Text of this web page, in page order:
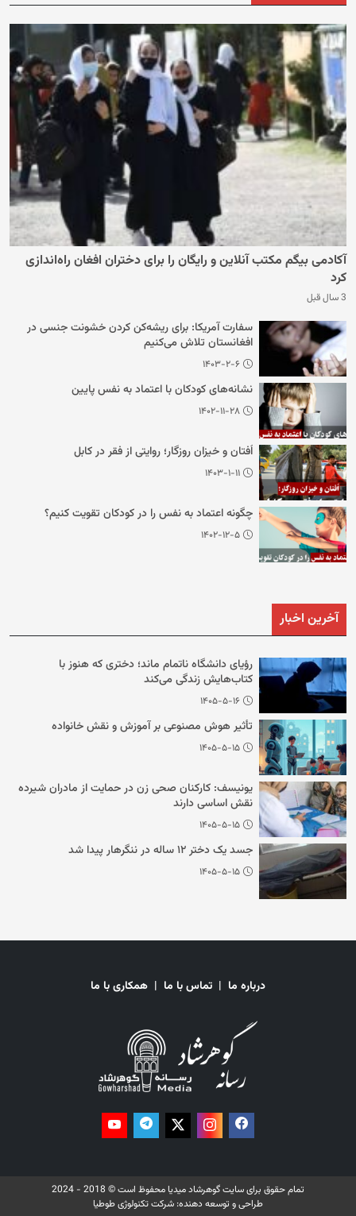
آکادمی بیگم مکتب آنلاین و رایگان را برای دختران افغان راه‌اندازی
کرد
3 سال قبل
سفارت آمریکا: برای ریشه‌کن کردن خشونت جنسی در
افغانستان تلاش می‌کنیم
۱۴۰۳-۲-۶
نشانه‌های کودکان با اعتماد به نفس پایین
۱۴۰۲-۱۱-۲۸
اُفتان و خیزان روزگار؛ روایتی از فقر در کابل
۱۴۰۳-۱-۱۱
چگونه اعتماد به نفس را در کودکان تقویت کنیم؟
۱۴۰۲-۱۲-۵
آخرین اخبار
رؤیای دانشگاه ناتمام ماند؛ دختری که هنوز با
کتاب‌هایش زندگی می‌کند
۱۴۰۵-۵-۱۶
تأثیر هوش مصنوعی بر آموزش و نقش خانواده
۱۴۰۵-۵-۱۵
یونیسف: کارکنان صحی زن در حمایت از مادران شیرده
نقش اساسی دارند
۱۴۰۵-۵-۱۵
جسد یک دختر ۱۲ ساله در ننگرهار پیدا شد
۱۴۰۵-۵-۱۵
درباره ما | تماس با ما | همکاری با ما
تمام حقوق برای سایت گوهرشاد میدیا محفوظ است © 2018 - 2024
طراحی و توسعه دهنده: شرکت تکنولوژی طوطیا